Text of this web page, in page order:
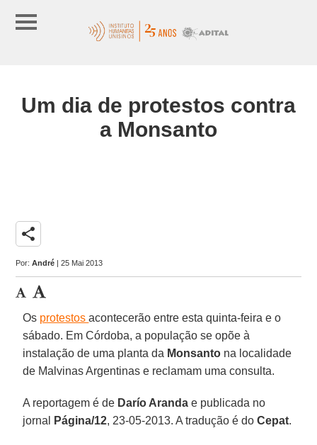
Um dia de protestos contra
a Monsanto
share
Por:André | 25 Mai 2013
Os protestosacontecerão entre esta quinta-feira e o
sábado. Em Córdoba, a população se opõe à
instalação de uma planta da Monsanto na localidade
de Malvinas Argentinas e reclamam uma consulta.
A reportagem é de Darío Aranda e publicada no
jornal
Página/12, 23-05-2013. A tradução é doCepat.